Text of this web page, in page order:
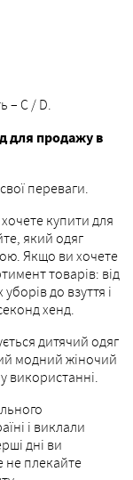
– C / D.
для продажу в
переваги.
купити для
який одяг
Якщо ви хочете
товарів: від
до взуття і
хенд.
дитячий одяг
модний жіночий
використанні.
і виклали
дні ви
не плекайте